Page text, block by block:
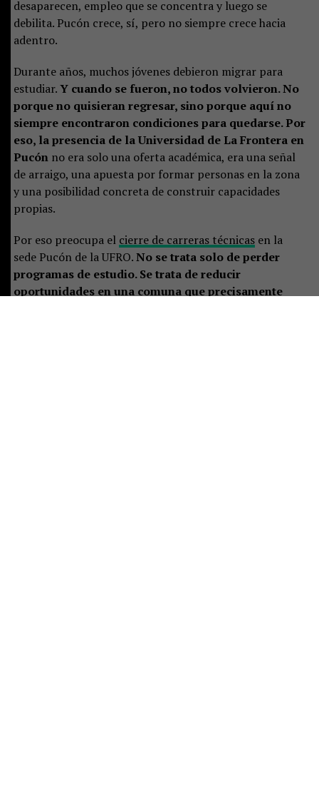
desaparecen, empleo que se concentra y luego se
debilita. Pucón crece, sí, pero no siempre crece hacia
adentro.
Durante años, muchos jóvenes debieron migrar para
estudiar.Y cuando se fueron, no todos volvieron. No
porque no quisieran regresar, sino porque aquí no
siempre encontraron condiciones para quedarse. Por
eso, la presencia de la Universidad de La Frontera en
Pucónno era solo una oferta académica, era una señal
de arraigo, una apuesta por formar personas en la zona
y una posibilidad concreta de construir capacidades
propias.
Por eso preocupa el cierre de carreras técnicasen la
sede Pucón de la UFRO.No se trata solo de perder
programas de estudio. Se trata de reducir
oportunidades en una comuna que precisamente